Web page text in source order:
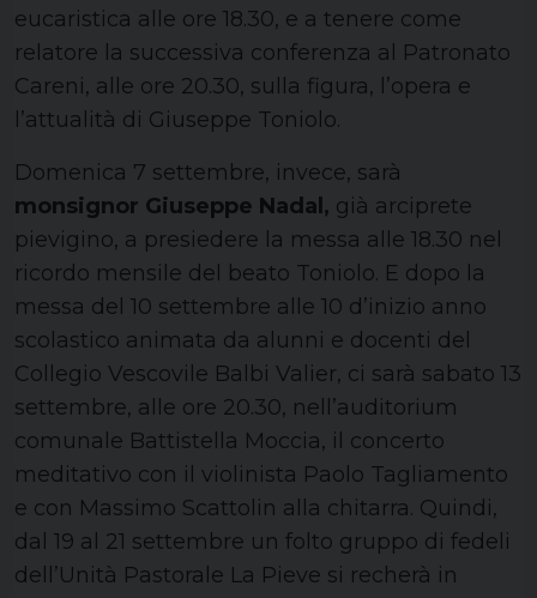
eucaristica alle ore 18.30, e a tenere come
relatore la successiva conferenza al Patronato
Careni, alle ore 20.30, sulla figura, l’opera e
l’attualità di Giuseppe Toniolo.
Domenica 7 settembre, invece, sarà
monsignor Giuseppe Nadal, già arciprete
pievigino, a presiedere la messa alle 18.30 nel
ricordo mensile del beato Toniolo. E dopo la
messa del 10 settembre alle 10 d’inizio anno
scolastico animata da alunni e docenti del
Collegio Vescovile Balbi Valier, ci sarà sabato 13
settembre, alle ore 20.30, nell’auditorium
comunale Battistella Moccia, il concerto
meditativo con il violinista Paolo Tagliamento
e con Massimo Scattolin alla chitarra. Quindi,
dal 19 al 21 settembre un folto gruppo di fedeli
dell’Unità Pastorale La Pieve si recherà in